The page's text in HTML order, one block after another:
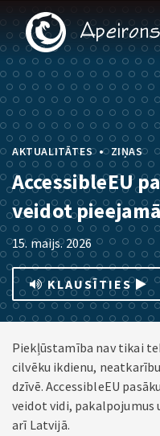
AKTUALITĀTES • ZIŅAS
AccessibleEU
veidot
15. maijs. 2026
KLAUSĪTIES
Piekļūstamība nav tikai
cilvēku ikdienu,
dzīvē. AccessibleEU
veidot vidi, pakalpojumus
arī Latvijā.